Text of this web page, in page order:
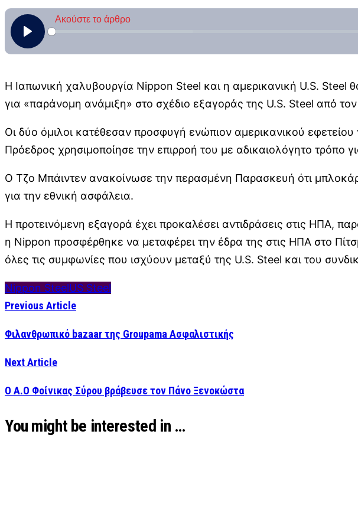
Η Ιαπωνική χαλυβουργία Nippon Steel και η αμερικανική U.S.
για «παράνομη ανάμιξη» στο σχέδιο εξαγοράς της U.S. Steel από
Οι δύο όμιλοι κατέθεσαν προσφυγή ενώπιον αμερικανικού
Πρόεδρος χρησιμοποίησε την επιρροή του με αδικαιολόγητο τρόπο
Ο Τζο Μπάιντεν ανακοίνωσε την περασμένη Παρασκευή ότι
για την εθνική ασφάλεια.
Η προτεινόμενη εξαγορά έχει προκαλέσει αντιδράσεις στις ΗΠΑ,
η Nippon προσφέρθηκε να μεταφέρει την έδρα της στις ΗΠΑ στο
όλες τις συμφωνίες που ισχύουν μεταξύ της U.S. Steel και του
Nippon SteelUS Steel
Previous Article
Φιλανθρωπικό bazaar της Groupama Ασφαλιστικής
Next Article
Ο Α.Ο Φοίνικας Σύρου βράβευσε τον Πάνο Ξενοκώστα
You might be interested in …